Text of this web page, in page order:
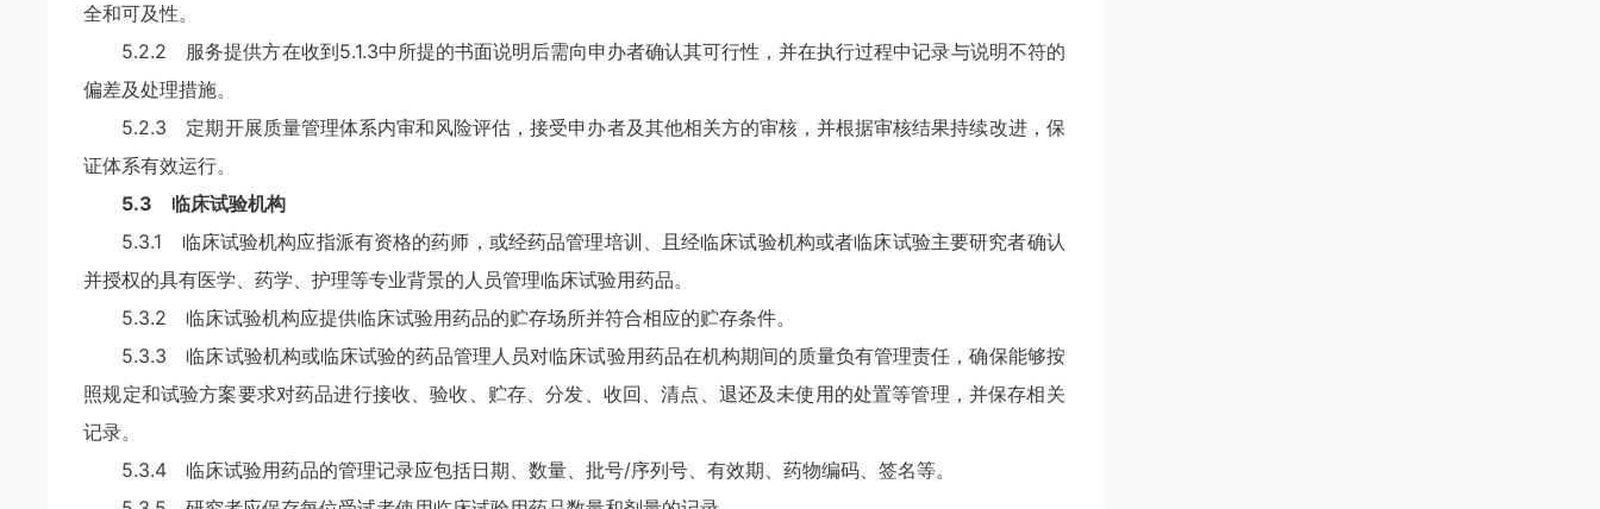
全和可及性。
5.2.2 服务提供方在收到5.1.3中所提的书面说明后需向申办者确认其可行性，并在执行过程中记录与说明不符的
偏差及处理措施。
5.2.3 定期开展质量管理体系内审和风险评估，接受申办者及其他相关方的审核，并根据审核结果持续改进，保
证体系有效运行。
5.3 临床试验机构
5.3.1 临床试验机构应指派有资格的药师，或经药品管理培训、且经临床试验机构或者临床试验主要研究者确认
并授权的具有医学、药学、护理等专业背景的人员管理临床试验用药品。
5.3.2 临床试验机构应提供临床试验用药品的贮存场所并符合相应的贮存条件。
5.3.3 临床试验机构或临床试验的药品管理人员对临床试验用药品在机构期间的质量负有管理责任，确保能够按
照规定和试验方案要求对药品进行接收、验收、贮存、分发、收回、清点、退还及未使用的处置等管理，并保存相关
记录。
5.3.4 临床试验用药品的管理记录应包括日期、数量、批号/序列号、有效期、药物编码、签名等。